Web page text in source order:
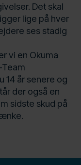
Det skal
lige på hver
ses stadig
vi en Okuma
14 år senere og
der også en
sidste skud på